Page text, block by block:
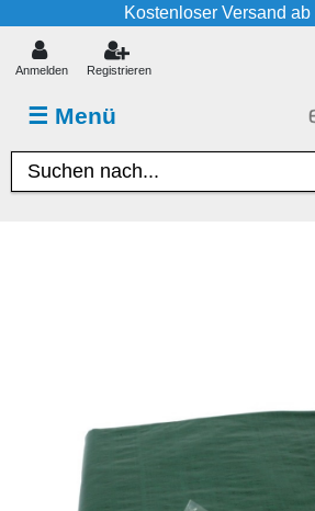
Kostenloser Versand
☰ Menü
Anmelden Registrieren